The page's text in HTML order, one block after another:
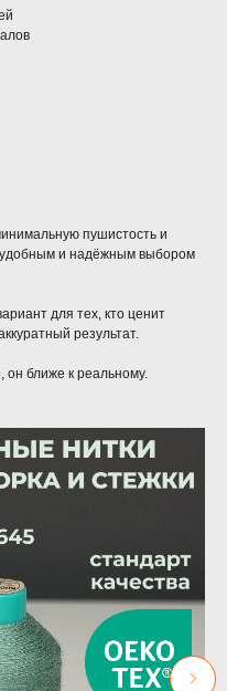
пушистость и
удобным и надёжным выбором
для тех, кто ценит
результат.
он ближе к реальному.